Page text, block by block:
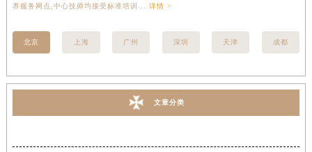
养服务网点,中心技师均接受标准培训....详情 >
北京 上海 广州 深圳 天津 成都
文章分类